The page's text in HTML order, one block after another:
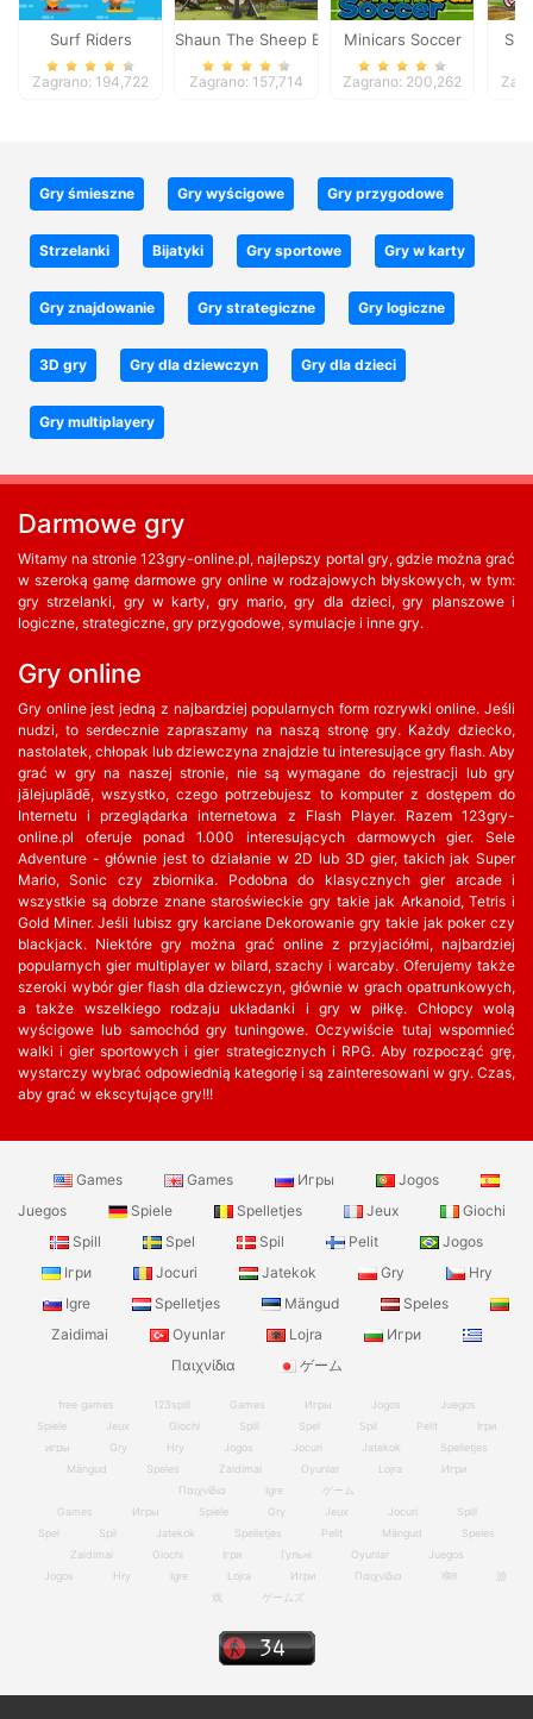
Surf Riders
Zagrano: 194,722
Shaun The Sheep Baahmy Golf
Zagrano: 157,714
Minicars Soccer
Zagrano: 200,262
Gry śmieszne Gry wyścigowe Gry przygodowe
Strzelanki Bijatyki Gry sportowe Gry w karty
Gry znajdowanie Gry strategiczne Gry logiczne
3D gry Gry dla dziewczyn Gry dla dzieci
Gry multiplayery
Darmowe gry
Witamy na stronie 123gry-online.pl, najlepszy portal gry, gdzie można grać
w szeroką gamę darmowe gry online w rodzajowych błyskowych, w tym:
gry strzelanki, gry w karty, gry mario, gry dla dzieci, gry planszowe i
logiczne, strategiczne, gry przygodowe, symulacje i inne gry.
Gry online
Gry online jest jedną z najbardziej popularnych form rozrywki online. Jeśli
nudzi, to serdecznie zapraszamy na naszą stronę gry. Każdy dziecko,
nastolatek, chłopak lub dziewczyna znajdzie tu interesujące gry flash. Aby
grać w gry na naszej stronie, nie są wymagane do rejestracji lub gry
jālejuplādē, wszystko, czego potrzebujesz to komputer z dostępem do
Internetu i przeglądarka internetowa z Flash Player. Razem 123gry-
online.pl oferuje ponad 1.000 interesujących darmowych gier. Sele
Adventure - głównie jest to działanie w 2D lub 3D gier, takich jak Super
Mario, Sonic czy zbiornika. Podobna do klasycznych gier arcade i
wszystkie są dobrze znane staroświeckie gry takie jak Arkanoid, Tetris i
Gold Miner. Jeśli lubisz gry karciane Dekorowanie gry takie jak poker czy
blackjack. Niektóre gry można grać online z przyjaciółmi, najbardziej
popularnych gier multiplayer w bilard, szachy i warcaby. Oferujemy także
szeroki wybór gier flash dla dziewczyn, głównie w grach opatrunkowych,
a także wszelkiego rodzaju układanki i gry w piłkę. Chłopcy wolą
wyścigowe lub samochód gry tuningowe. Oczywiście tutaj wspomnieć
walki i gier sportowych i gier strategicznych i RPG. Aby rozpocząć grę,
wystarczy wybrać odpowiednią kategorię i są zainteresowani w gry. Czas,
aby grać w ekscytujące gry!!!
Games Games Игры
Jogos
Juegos
Spiele Spelletjes Jeux
Giochi
Spill
Spel Spil Pelit
Jogos
Ігри
Jocuri Jatekok Gry
Hry
Igre
Spelletjes Mängud
Speles
Zaidimai
Oyunlar Lojra
Игри
Παιχνίδια
ゲーム
free games 123spill Games Игры Jogos
Juegos
Spiele
Jeux Giochi Spill Spel Spil Pelit
Ігри
игры
Gry Hry Jogos Jocuri Jatekok
Spelletjes
Mängud
Speles Zaidimai Oyunlar Lojra
Игри
Παιχνίδια
Igre
ゲーム
Games
Игры Spiele Gry Jeux Jocuri
Spill
Spel
Spil Jatekok Spelletjes Pelit Mängud
Speles
Zaidimai
Giochi Ігри Гульні Oyunlar
Juegos
Jogos
Hry Igre Lojra Игри Παιχνίδια खेल
游
戏
ゲームズ